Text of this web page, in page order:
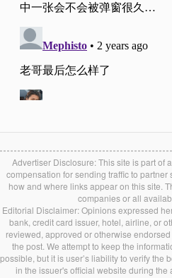
Advertiser Disclosure: This site is part of
compensation for sending traffic to
how and where links appear on this site.
companies or all
Editorial Disclaimer: Opinions expressed
bank, credit card issuer, hotel, airline, or
reviewed, approved or otherwise
the post. We attempt to keep the
possible, but it is user’s liability to verify the
in the issuer's official website during